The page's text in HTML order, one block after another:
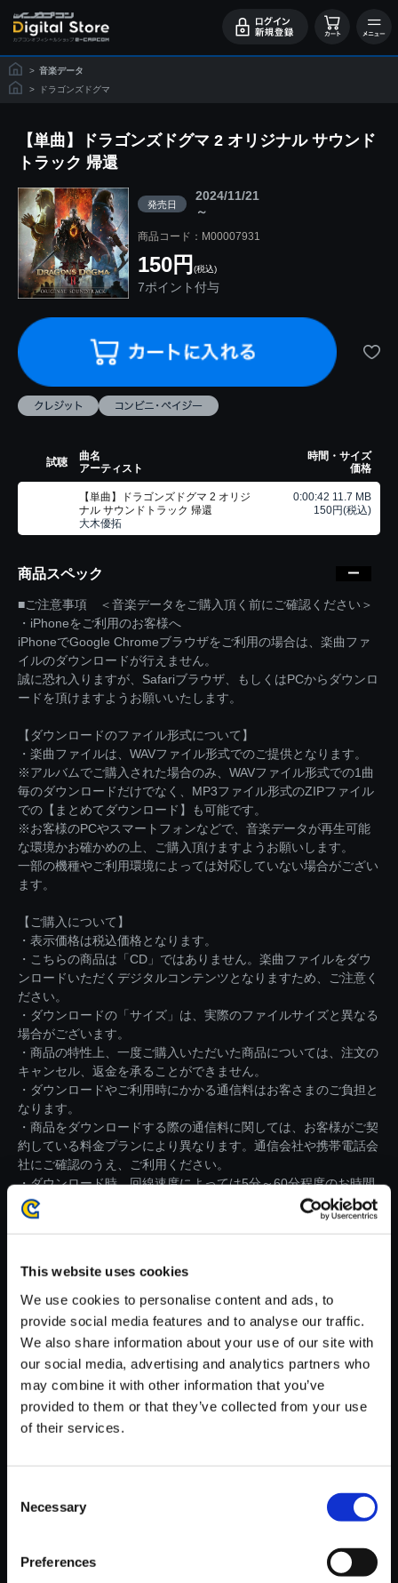
This website uses cookies
We use cookies to personalise content and ads, to
provide social media features and to analyse our traffic.
We also share information about your use of our site with
our social media, advertising and analytics partners who
may combine it with other information that you’ve
provided to them or that they’ve collected from your use
of their services.
Selection
Necessary
Preferences
> 音楽データ
>
ドラゴンズドグマ
【単曲】ドラゴンズドグマ 2 オリジナル サウンド
トラック 帰還
発売日
2024/11/21
～
商品コード：M00007931
150円 (税込)
7ポイント付与
試聴
曲名
アーティスト
時間・サイズ
価格
【単曲】ドラゴンズドグマ 2 オリジ
ナル サウンドトラック 帰還
大木優拓
0:00:42 11.7 MB
150円(税込)
商品スペック
■ご注意事項 ＜音楽データをご購入頂く前にご確認ください＞
・iPhoneをご利用のお客様へ
iPhoneでGoogle Chromeブラウザをご利用の場合は、楽曲ファ
イルのダウンロードが行えません。
誠に恐れ入りますが、Safariブラウザ、もしくはPCからダウンロ
ードを頂けますようお願いいたします。
【ダウンロードのファイル形式について】
・楽曲ファイルは、WAVファイル形式でのご提供となります。
※アルバムでご購入された場合のみ、WAVファイル形式での1曲
毎のダウンロードだけでなく、MP3ファイル形式のZIPファイル
での【まとめてダウンロード】も可能です。
※お客様のPCやスマートフォンなどで、音楽データが再生可能
な環境かお確かめの上、ご購入頂けますようお願いします。
一部の機種やご利用環境によっては対応していない場合がござい
ます。
【ご購入について】
・表示価格は税込価格となります。
・こちらの商品は「CD」ではありません。楽曲ファイルをダウ
ンロードいただくデジタルコンテンツとなりますため、ご注意く
ださい。
・ダウンロードの「サイズ」は、実際のファイルサイズと異なる
場合がございます。
・商品の特性上、一度ご購入いただいた商品については、注文の
キャンセル、返金を承ることができません。
・ダウンロードやご利用時にかかる通信料はお客さまのご負担と
なります。
・商品をダウンロードする際の通信料に関しては、お客様がご契
約している料金プランにより異なります。通信会社や携帯電話会
社にご確認のうえ、ご利用ください。
・ダウンロード時、回線速度によっては5分～60分程度のお時間
がかかる場合がございます。
※ご購入いただいたファイルのダウンロードの際には、通信環境
が安定しているWifi環境でお試しください。
【単曲】ドラゴンズドグマ 2 オ
リジナル サウンドトラック 帰還